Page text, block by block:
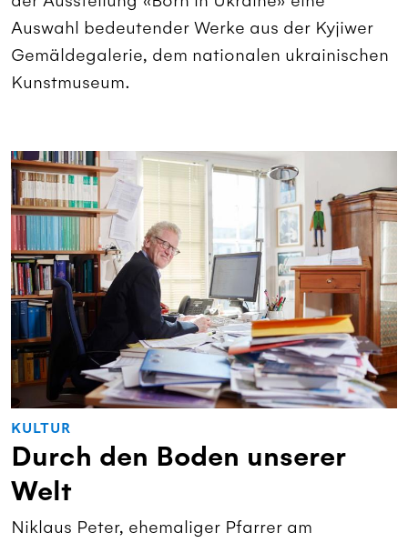
Auswahl bedeutender Werke aus der Kyjiwer
Gemäldegalerie, dem nationalen ukrainischen
Kunstmuseum.
KULTUR
Durch den Boden unserer
Welt
Niklaus Peter, ehemaliger Pfarrer am